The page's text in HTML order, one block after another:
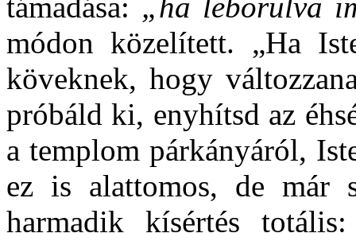
módon közelített. „Ha
köveknek, hogy
próbáld ki, enyhítsd az
a templom párkányáról,
ez is alattomos, de már
harmadik kísértés